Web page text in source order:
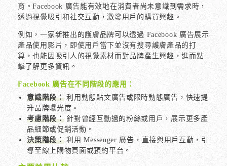
育。Facebook 廣告能有效地在消費者尚未意識到需求時，
透過視覺吸引和社交互動，激發用戶的購買興趣。
例如，一家新推出的護膚品牌可以透過 Facebook 廣告展示
產品使用影片，即使用戶當下並沒有搜尋護膚產品的打
算，也能因吸引人的視覺素材而對品牌產生興趣，進而點
擊了解更多資訊。
Facebook 廣告在不同階段的應用：
意識階段：利用動態貼文廣告或限時動態廣告，快速提
升品牌曝光度。
考慮階段：針對曾經互動過的粉絲或用戶，展示更多產
品細節或促銷活動。
決策階段：利用 Messenger 廣告，直接與用戶互動，引
導至線上購物頁面或預約平台。